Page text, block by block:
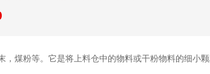
，煤粉等。它是将上料仓中的物料或干粉物料的细小